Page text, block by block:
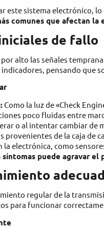
este sistema electrónico,
comunes que afectan
de fallo
alto las señales
pensando que
Como la luz de «Check
poco fluidas entre
o al intentar cambiar de
provenientes de la caja de
la electrónica, como
puede agravar
regular de la
para funcionar